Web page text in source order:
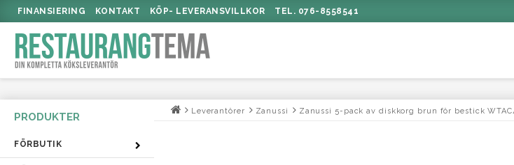
FINANSIERING KONTAKT KÖP- LEVERANSVILLKOR TEL. 076-8558541
FÖRBUTIK
Leverantörer Zanussi Zanussi 5-pack av diskkorg brun för bestick